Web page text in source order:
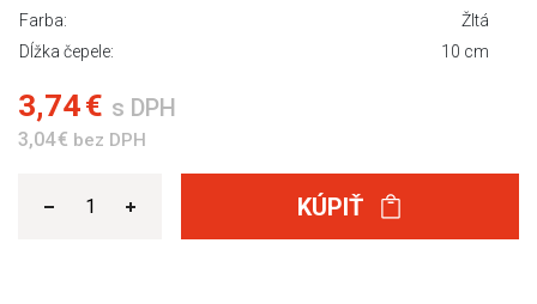
Farba:
Žltá
Dĺžka čepele:
10 cm
3,74 € s DPH
3,04 € bez DPH
KÚPIŤ